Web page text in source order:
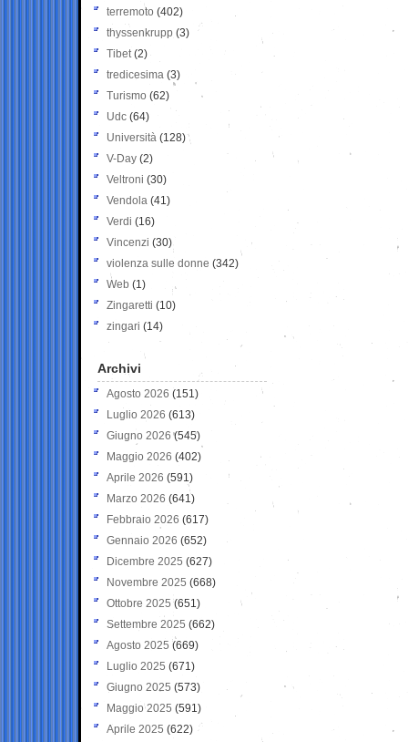
terremoto (402)
thyssenkrupp (3)
Tibet(2)
tredicesima (3)
Turismo (62)
Udc (64)
Università (128)
V-Day (2)
Veltroni (30)
Vendola (41)
Verdi (16)
Vincenzi (30)
violenza sulle donne (342)
Web (1)
Zingaretti (10)
zingari (14)
Archivi
Agosto 2026 (151)
Luglio 2026 (613)
Giugno 2026 (545)
Maggio 2026 (402)
Aprile 2026 (591)
Marzo 2026 (641)
Febbraio 2026 (617)
Gennaio 2026 (652)
Dicembre 2025 (627)
Novembre 2025 (668)
Ottobre 2025 (651)
Settembre 2025 (662)
Agosto 2025 (669)
Luglio 2025 (671)
Giugno 2025 (573)
Maggio 2025 (591)
Aprile 2025 (622)